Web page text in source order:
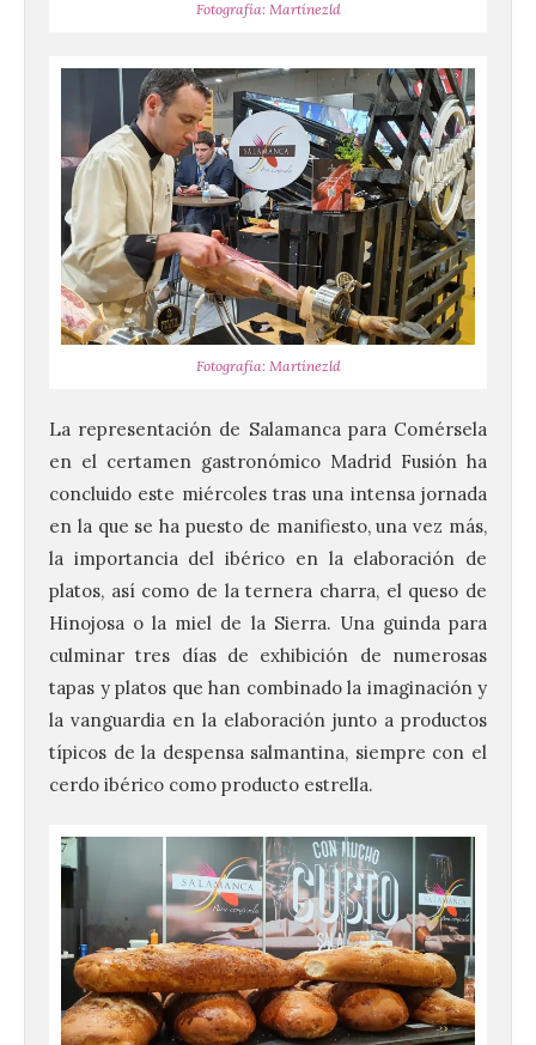
Fotografía: Martínezld
Fotografía: Martínezld
La representación de Salamanca para Comérsela
en el certamen gastronómico Madrid Fusión ha
concluido este miércoles tras una intensa jornada
en la que se ha puesto de manifiesto, una vez más,
la importancia del ibérico en la elaboración de
platos, así como de la ternera charra, el queso de
Hinojosa o la miel de la Sierra. Una guinda para
culminar tres días de exhibición de numerosas
tapas y platos que han combinado la imaginación y
la vanguardia en la elaboración junto a productos
típicos de la despensa salmantina, siempre con el
cerdo ibérico como producto estrella.